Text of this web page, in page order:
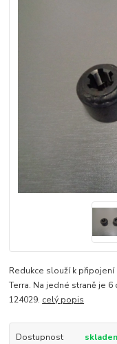
Redukce slouží k připojení
Terra. Na jedné straně je
124029. celý popis
Dostupnost